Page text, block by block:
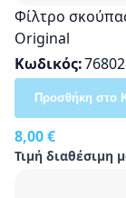
Φίλτρο
Original
Κωδικός
8,00 €
Τιμή διαθέσιμη
Προσθήκη στο